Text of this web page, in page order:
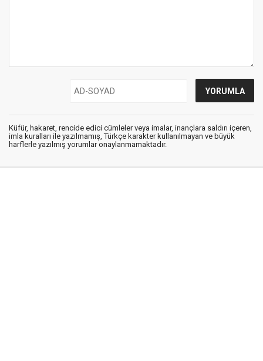
Küfür, hakaret, rencide edici cümleler veya imalar, inançlara saldırı içeren,
imla kuralları ile yazılmamış, Türkçe karakter kullanılmayan ve büyük
harflerle yazılmış yorumlar onaylanmamaktadır.